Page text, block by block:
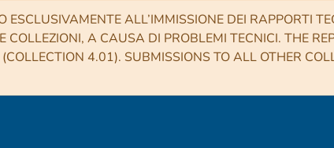
ESCLUSIVAMENTE ALL’IMMISSIONE DEI RAPPORTI
COLLEZIONI, A CAUSA DI PROBLEMI TECNICI. THE
4.01). SUBMISSIONS TO ALL OTHER